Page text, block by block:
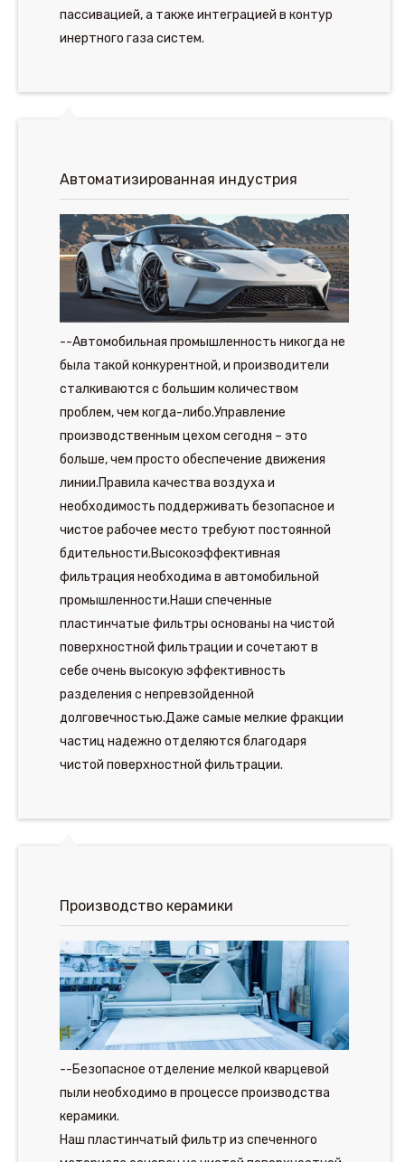
пассивацией, а также интеграцией в контур
инертного газа систем.
Автоматизированная индустрия
--Автомобильная промышленность никогда не
была такой конкурентной, и производители
сталкиваются с большим количеством
проблем, чем когда-либо.Управление
производственным цехом сегодня – это
больше, чем просто обеспечение движения
линии.Правила качества воздуха и
необходимость поддерживать безопасное и
чистое рабочее место требуют постоянной
бдительности.Высокоэффективная
фильтрация необходима в автомобильной
промышленности.Наши спеченные
пластинчатые фильтры основаны на чистой
поверхностной фильтрации и сочетают в
себе очень высокую эффективность
разделения с непревзойденной
долговечностью.Даже самые мелкие фракции
частиц надежно отделяются благодаря
чистой поверхностной фильтрации.
Производство керамики
--Безопасное отделение мелкой кварцевой
пыли необходимо в процессе производства
керамики.
Наш пластинчатый фильтр из спеченного